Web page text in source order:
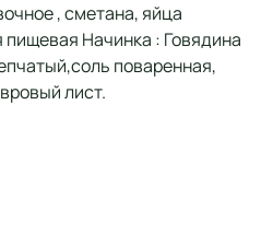
, сметана, яйца
пищевая Начинка : Говядина
поваренная,
лист.